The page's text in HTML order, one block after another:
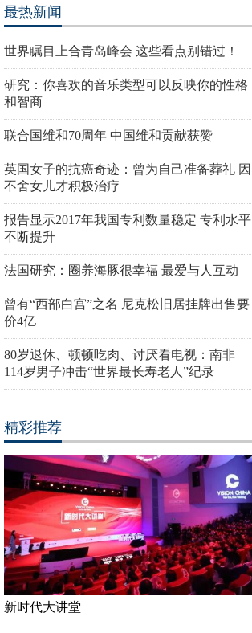
最热新闻
世界瞩目上合青岛峰会 这些看点别错过！
研究：你喜欢的音乐类型可以反映你的性格
和智商
联合国维和70周年 中国维和贡献获赞
英国女子的抗癌奇迹：曾为自己准备葬礼 因
不舍女儿才积极治疗
报告显示2017年我国专利数量稳定 专利水平
不断提升
法国研究：圈养海豚很幸福 最爱与人互动
曾有“西部白宫”之名 尼克松旧居挂牌出售要
价4亿
80岁退休、顿顿吃肉、讨厌看电视：南非
114岁男子冲击“世界最长寿老人”纪录
精彩推荐
新时代大讲堂